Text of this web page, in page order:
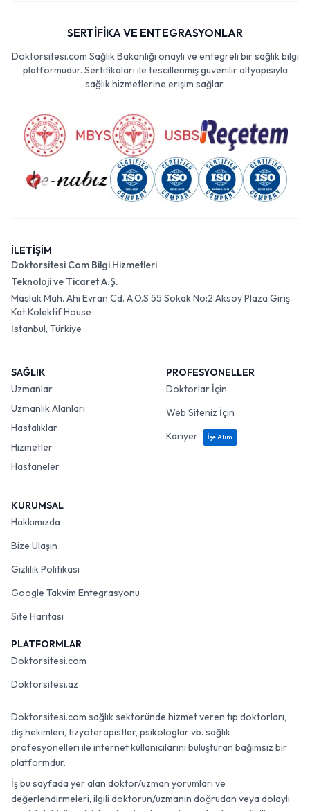
SERTİFİKA VE ENTEGRASYONLAR
Doktorsitesi.com Sağlık Bakanlığı onaylı ve entegreli bir sağlık bilgi
platformudur. Sertifikaları ile tescillenmiş güvenilir altyapısıyla
sağlık hizmetlerine erişim sağlar.
İLETİŞİM
Doktorsitesi Com Bilgi Hizmetleri
Teknoloji ve Ticaret A.Ş.
Maslak Mah. Ahi Evran Cd. A.O.S 55 Sokak No:2 Aksoy Plaza Giriş
Kat Kolektif House
İstanbul, Türkiye
SAĞLIK
Uzmanlar
Uzmanlık Alanları
Hastalıklar
Hizmetler
Hastaneler
PROFESYONELLER
Doktorlar İçin
Web Siteniz İçin
Kariyer
İşe Alım
KURUMSAL
Hakkımızda
Bize Ulaşın
Gizlilik Politikası
Google Takvim Entegrasyonu
Site Haritası
PLATFORMLAR
Doktorsitesi.com
Doktorsitesi.az
Doktorsitesi.com sağlık sektöründe hizmet veren tıp doktorları,
diş hekimleri, fizyoterapistler, psikologlar vb. sağlık
profesyonelleri ile internet kullanıcılarını buluşturan bağımsız bir
platformdur.
İş bu sayfada yer alan doktor/uzman yorumları ve
değerlendirmeleri, ilgili doktorun/uzmanın doğrudan veya dolaylı